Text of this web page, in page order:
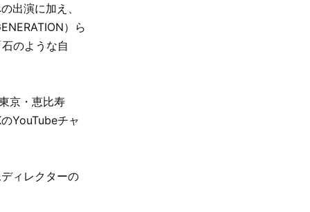
出演に加え、
）ら
のような自
京・恵比寿
YouTubeチャ
ィレクターの